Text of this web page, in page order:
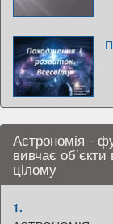
Астрономія -
вивчає об’єкти
цілому
1.